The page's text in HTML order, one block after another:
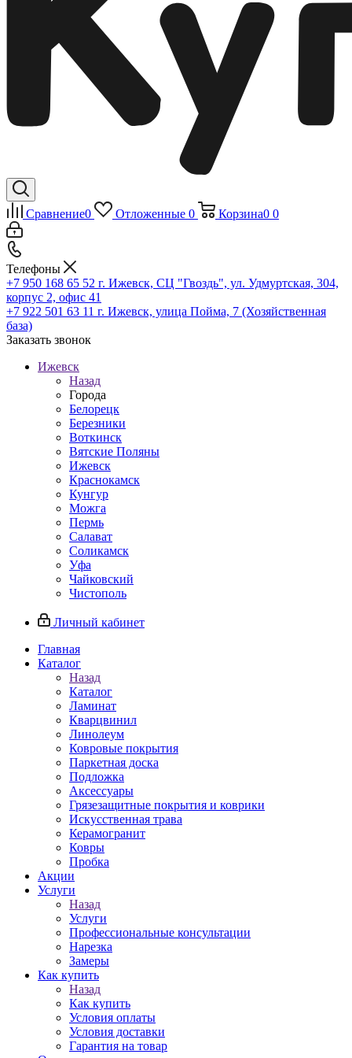
Сравнение0 Отложенные 0 Корзина0 0
Телефоны
+7 950 168 65 52 г. Ижевск, СЦ "Гвоздь", ул. Удмуртская, 304,
корпус 2, офис 41
+7 922 501 63 11 г. Ижевск, улица Пойма, 7 (Хозяйственная
база)
Заказать звонок
Ижевск
Назад
Города
Белорецк
Березники
Воткинск
Вятские Поляны
Ижевск
Краснокамск
Кунгур
Можга
Пермь
Салават
Соликамск
Уфа
Чайковский
Чистополь
Личный кабинет
Главная
Каталог
Назад
Каталог
Ламинат
Кварцвинил
Линолеум
Ковровые покрытия
Паркетная доска
Подложка
Аксессуары
Грязезащитные покрытия и коврики
Искусственная трава
Керамогранит
Ковры
Пробка
Акции
Услуги
Назад
Услуги
Профессиональные консультации
Нарезка
Замеры
Как купить
Назад
Как купить
Условия оплаты
Условия доставки
Гарантия на товар